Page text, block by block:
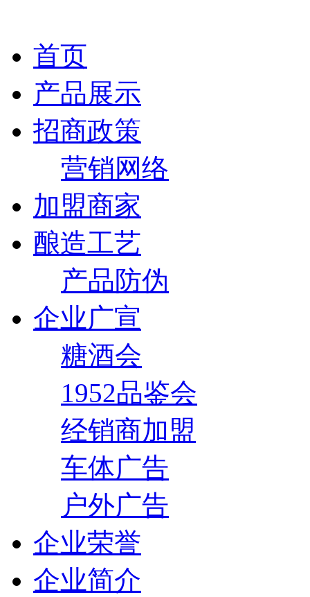
首页
产品展示
招商政策
营销网络
加盟商家
酿造工艺
产品防伪
企业广宣
糖酒会
1952品鉴会
经销商加盟
车体广告
户外广告
企业荣誉
企业简介